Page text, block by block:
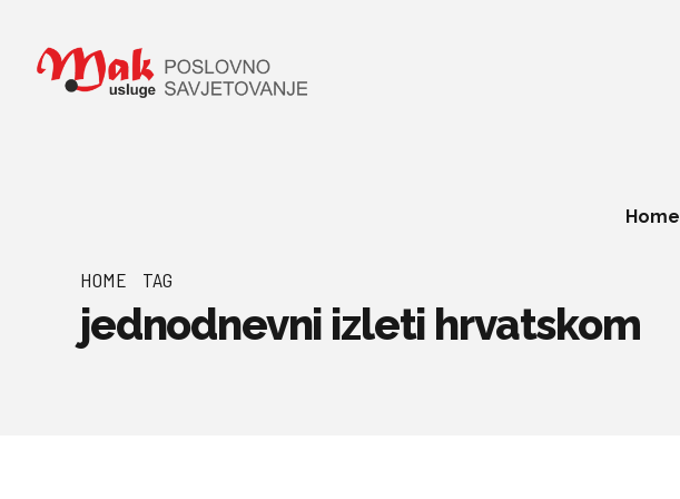
Home
HOME TAG
jednodnevni izleti hrvatskom